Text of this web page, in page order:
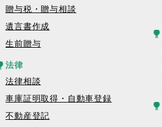
贈与税・贈与相談
遺言書作成
生前贈与
法律
法律相談
車庫証明取得・自動車登録
不動産登記